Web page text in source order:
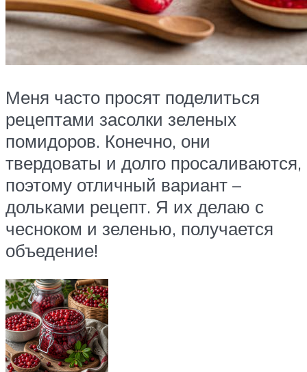
Меня часто просят поделиться
рецептами засолки зеленых
помидоров. Конечно, они
твердоваты и долго просаливаются,
поэтому отличный вариант –
дольками рецепт. Я их делаю с
чесноком и зеленью, получается
объедение!